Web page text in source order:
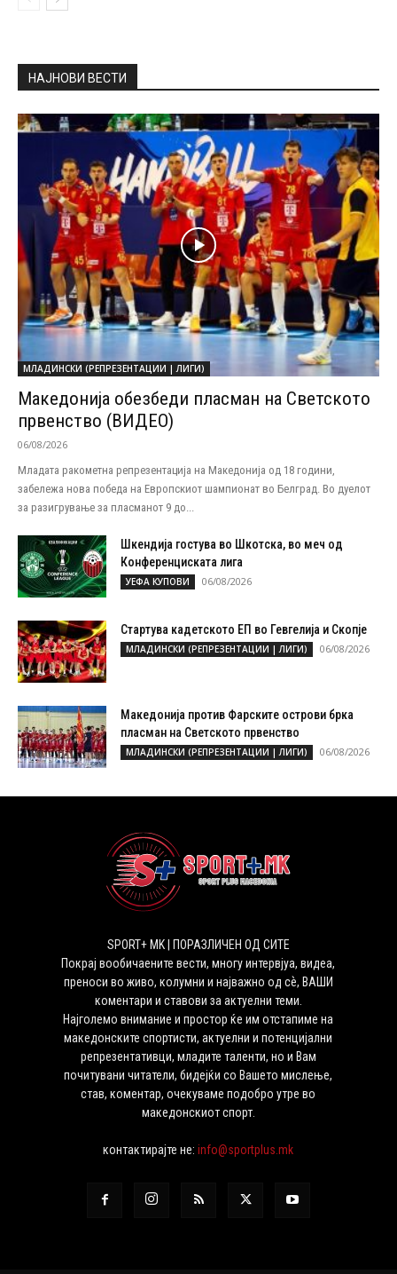
НАЈНОВИ ВЕСТИ
МЛАДИНСКИ (РЕПРЕЗЕНТАЦИИ | ЛИГИ)
Македонија обезбеди пласман на Светското
првенство (ВИДЕО)
06/08/2026
Младата ракометна репрезентација на Македонија од 18 години,
забележа нова победа на Европскиот шампионат во Белград. Во дуелот
за разигрување за пласманот 9 до...
Шкендија гостува во Шкотска, во меч од
Конференциската лига
УЕФА КУПОВИ 06/08/2026
Стартува кадетското ЕП во Гевгелија и Скопје
МЛАДИНСКИ (РЕПРЕЗЕНТАЦИИ | ЛИГИ) 06/08/2026
Македонија против Фарските острови брка
пласман на Светското првенство
МЛАДИНСКИ (РЕПРЕЗЕНТАЦИИ | ЛИГИ) 06/08/2026
SPORT+ MK | ПОРАЗЛИЧЕН ОД СИТЕ
Покрај вообичаените вести, многу интервјуа, видеа,
преноси во живо, колумни и најважно од сѐ, ВАШИ
коментари и ставови за актуелни теми.
Најголемо внимание и простор ќе им отстапиме на
македонските спортисти, актуелни и потенцијални
репрезентативци, младите таленти, но и Вам
почитувани читатели, бидејќи со Вашето мислење,
став, коментар, очекуваме подобро утре во
македонскиот спорт.
контактирајте не:info@sportplus.mk